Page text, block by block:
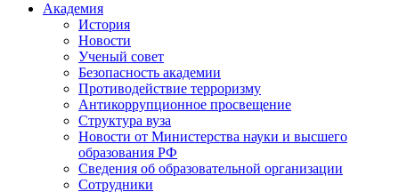
Академия
История
Новости
Ученый совет
Безопасность академии
Противодействие терроризму
Антикоррупционное просвещение
Структура вуза
Новости от Министерства науки и высшего
образования РФ
Сведения об образовательной организации
Сотрудники